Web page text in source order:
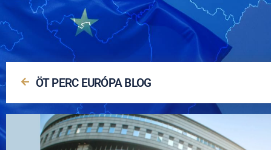
ÖT PERC EURÓPA BLOG